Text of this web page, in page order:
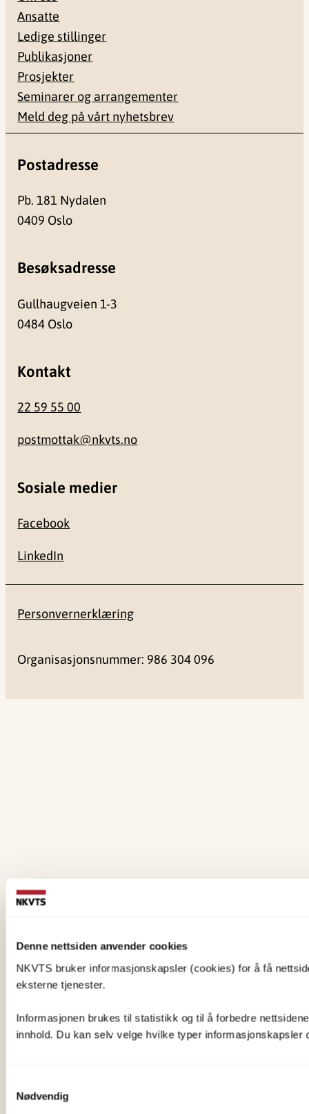
Denne nettsiden anvender cookies
NKVTS bruker informasjonskapsler (cookies) for å få
eksterne tjenester.
Informasjonen brukes til statistikk og til å forbedre
innhold. Du kan selv velge hvilke typer informasjonskapsler
Nødvendig
Ansatte
Ledige stillinger
Publikasjoner
Prosjekter
Seminarer og arrangementer
Meld deg på vårt nyhetsbrev
Postadresse
Pb. 181 Nydalen
0409 Oslo
Besøksadresse
Gullhaugveien 1-3
0484 Oslo
Kontakt
22 59 55 00
postmottak@nkvts.no
Sosiale medier
Facebook
LinkedIn
Personvernerklæring
Organisasjonsnummer: 986 304 096